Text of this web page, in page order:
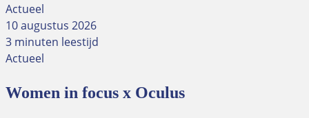
Actueel
10 augustus 2026
3 minuten leestijd
Actueel
Women in focus x Oculus